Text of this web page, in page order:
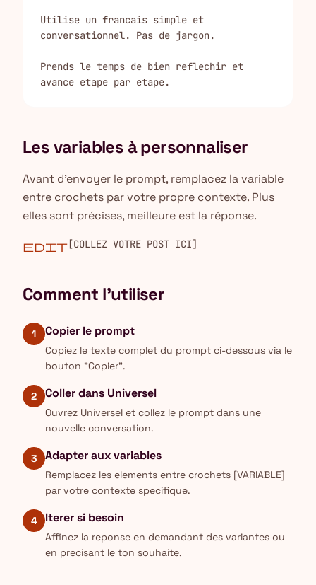
Utilise un francais simple et
conversationnel. Pas de jargon.
Prends le temps de bien reflechir et
avance etape par etape.
Les variables à personnaliser
Avant d'envoyer le prompt, remplacez la variable
entre crochets par votre propre contexte. Plus
elles sont précises, meilleure est la réponse.
edit[COLLEZ VOTRE POST ICI]
Comment l'utiliser
1 Copier le prompt
Copiez le texte complet du prompt ci-dessous via le
bouton "Copier".
2 Coller dans Universel
Ouvrez Universel et collez le prompt dans une
nouvelle conversation.
3 Adapter aux variables
Remplacez les elements entre crochets [VARIABLE]
par votre contexte specifique.
4 Iterer si besoin
Affinez la reponse en demandant des variantes ou
en precisant le ton souhaite.